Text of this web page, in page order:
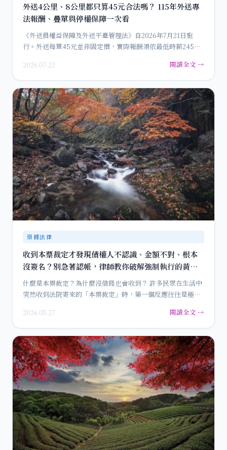
外送4公里、8公里都只算45元合法嗎？ 115年外送專
法報酬、疊單與停權保障一次看
《外送員權益保障及外送平臺管理法》自2026年7月21日施
行。外送每單45元並非固定價，實際報酬須依最低時薪245元
2026.07.22 閱讀全文 →
票據法律
收到本票裁定才發現債權人不認識、金額不對、根本
沒簽名？別急著認帳，律師教你破解強制執行的黃金
救濟期
什麼是本票裁定？為什麼沒借錢也會收到？ 許多民眾在生活中
突然收到法院寄來的「本票裁定」時，第一個反應往往是極度
2026.05.27 閱讀全文 →